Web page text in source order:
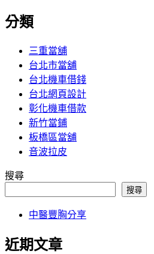
分類
三重當舖
台北市當舖
台北機車借錢
台北網頁設計
彰化機車借款
新竹當鋪
板橋區當舖
音波拉皮
搜尋
搜尋
中醫豐胸分享
近期文章